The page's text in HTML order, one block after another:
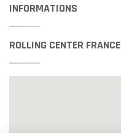
INFORMATIONS
ROLLING CENTER FRANCE